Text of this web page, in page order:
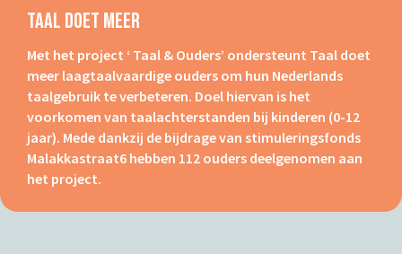
Taal Doet Meer
Met het project ‘ Taal & Ouders’ ondersteunt Taal doet
meer laagtaalvaardige ouders om hun Nederlands
taalgebruik te verbeteren. Doel hiervan is het
voorkomen van taalachterstanden bij kinderen (0-12
jaar). Mede dankzij de bijdrage van stimuleringsfonds
Malakkastraat6 hebben 112 ouders deelgenomen aan
het project.